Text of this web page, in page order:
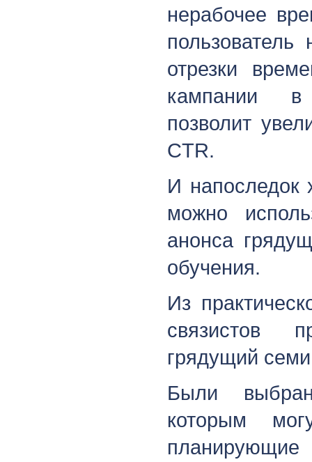
нерабочее
отрезки
кампании в
позволит
CTR.
И напоследок
можно
анонса
обучения.
Из
связистов
грядущий
Были
которым
планирующие